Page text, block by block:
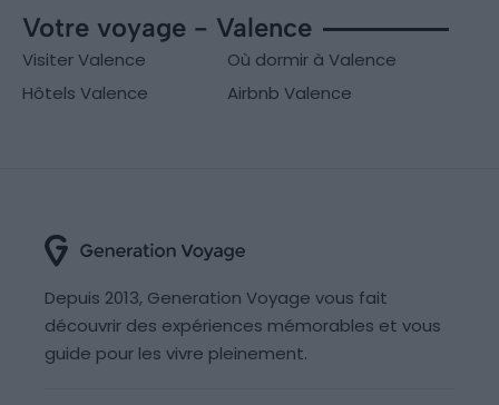
Votre voyage - Valence
Visiter Valence
Où dormir à Valence
Hôtels Valence
Airbnb Valence
Depuis 2013, Generation Voyage vous fait
découvrir des expériences mémorables et vous
guide pour les vivre pleinement.